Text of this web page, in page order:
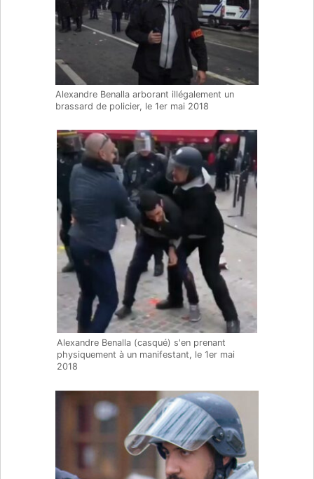
Alexandre Benalla arborant illégalement un
brassard de policier, le 1er mai 2018
Alexandre Benalla (casqué) s'en prenant
physiquement à un manifestant, le 1er mai
2018